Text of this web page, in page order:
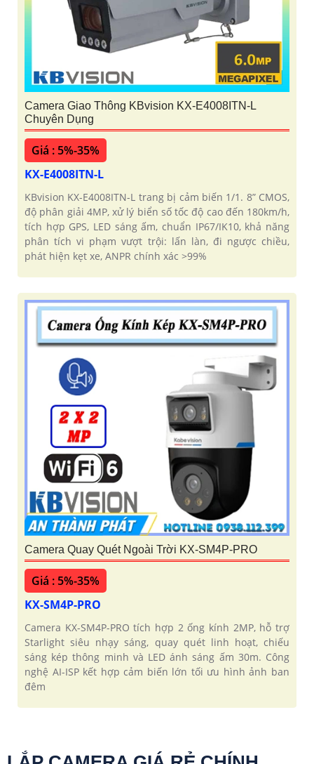
Camera Giao Thông KBvision KX-E4008ITN-L
Chuyên Dụng
Giá : 5%-35%
KX-E4008ITN-L
KBvision KX-E4008ITN-L trang bị cảm biến 1/1. 8” CMOS,
độ phân giải 4MP, xử lý biển số tốc độ cao đến 180km/h,
tích hợp GPS, LED sáng ấm, chuẩn IP67/IK10, khả năng
phân tích vi phạm vượt trội: lấn làn, đi ngược chiều,
phát hiện kẹt xe, ANPR chính xác >99%
Camera Quay Quét Ngoài Trời KX-SM4P-PRO
Giá : 5%-35%
KX-SM4P-PRO
Camera KX-SM4P-PRO tích hợp 2 ống kính 2MP, hỗ trợ
Starlight siêu nhạy sáng, quay quét linh hoạt, chiếu
sáng kép thông minh và LED ánh sáng ấm 30m. Công
nghệ AI-ISP kết hợp cảm biến lớn tối ưu hình ảnh ban
đêm